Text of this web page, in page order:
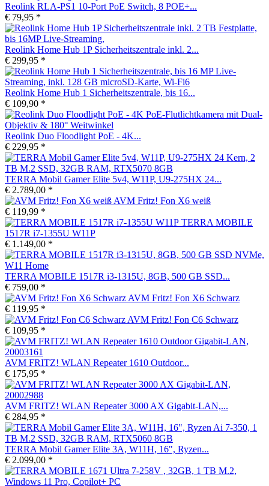
Reolink RLA-PS1 10-Port PoE Switch, 8 POE+...
€ 79,95 *
Reolink Home Hub 1P Sicherheitszentrale inkl. 2...
€ 299,95 *
Reolink Home Hub 1 Sicherheitszentrale, bis 16...
€ 109,90 *
Reolink Duo Floodlight PoE - 4K...
€ 229,95 *
TERRA Mobil Gamer Elite 5v4, W11P, U9-275HX 24...
€ 2.789,00 *
AVM Fritz! Fon X6 weiß
€ 119,99 *
TERRA MOBILE
1517R i7-1355U W11P
€ 1.149,00 *
TERRA MOBILE 1517R i3-1315U, 8GB, 500 GB SSD...
€ 759,00 *
AVM Fritz! Fon X6 Schwarz
€ 119,95 *
AVM Fritz! Fon C6 Schwarz
€ 109,95 *
AVM FRITZ! WLAN Repeater 1610 Outdoor...
€ 175,95 *
AVM FRITZ! WLAN Repeater 3000 AX Gigabit-LAN,...
€ 284,95 *
TERRA Mobil Gamer Elite 3A, W11H, 16", Ryzen...
€ 2.099,00 *